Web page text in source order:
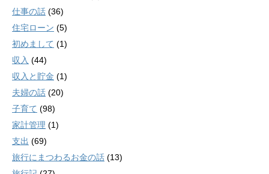
仕事の話 (36)
住宅ローン (5)
初めまして (1)
収入 (44)
収入と貯金 (1)
夫婦の話 (20)
子育て (98)
家計管理 (1)
支出 (69)
旅行にまつわるお金の話 (13)